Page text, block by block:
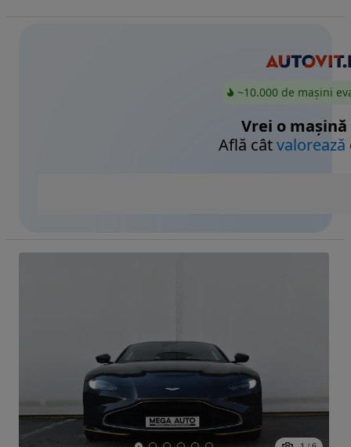
~10.000 de mașini
Vrei o mașină
Află câtvalorează